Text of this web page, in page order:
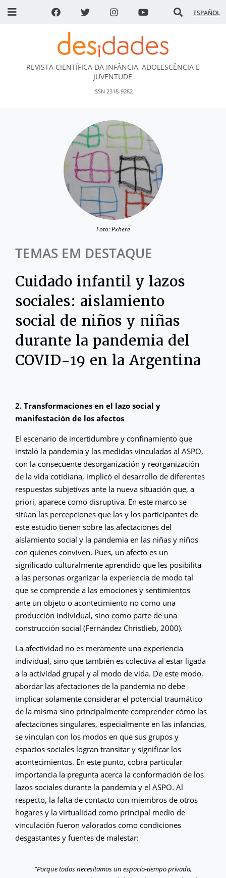
ESPAÑOL
DESidades
REVISTA CIENTÍFICA DA INFÂNCIA, ADOLESCÊNCIA E
JUVENTUDE
ISSN 2318-9282
Foto: Pxhere
TEMAS EM DESTAQUE
Cuidado infantil y lazos
sociales: aislamiento
social de niños y niñas
durante la pandemia del
COVID-19 en la Argentina
2. Transformaciones en el lazo social y
manifestación de los afectos
El escenario de incertidumbre y confinamiento que
instaló la pandemia y las medidas vinculadas al ASPO,
con la consecuente desorganización y reorganización
de la vida cotidiana, implicó el desarrollo de diferentes
respuestas subjetivas ante la nueva situación que, a
priori, aparece como disruptiva. En este marco se
sitúan las percepciones que las y los participantes de
este estudio tienen sobre las afectaciones del
aislamiento social y la pandemia en las niñas y niños
con quienes conviven. Pues, un afecto es un
significado culturalmente aprendido que les posibilita
a las personas organizar la experiencia de modo tal
que se comprende a las emociones y sentimientos
ante un objeto o acontecimiento no como una
producción individual, sino como parte de una
construcción social (Fernández Christlieb, 2000).
La afectividad no es meramente una experiencia
individual, sino que también es colectiva al estar ligada
a la actividad grupal y al modo de vida. De este modo,
abordar las afectaciones de la pandemia no debe
implicar solamente considerar el potencial traumático
de la misma sino principalmente comprender cómo las
afectaciones singulares, especialmente en las infancias,
se vinculan con los modos en que sus grupos y
espacios sociales logran transitar y significar los
acontecimientos. En este punto, cobra particular
importancia la pregunta acerca la conformación de los
lazos sociales durante la pandemia y el ASPO. Al
respecto, la falta de contacto con miembros de otros
hogares y la virtualidad como principal medio de
vinculación fueron valorados como condiciones
desgastantes y fuentes de malestar:
“Porque todos necesitamos un espacio-tiempo privado,